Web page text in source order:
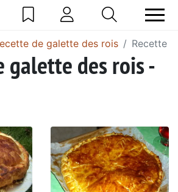
de galette des rois Recette
galette des rois -